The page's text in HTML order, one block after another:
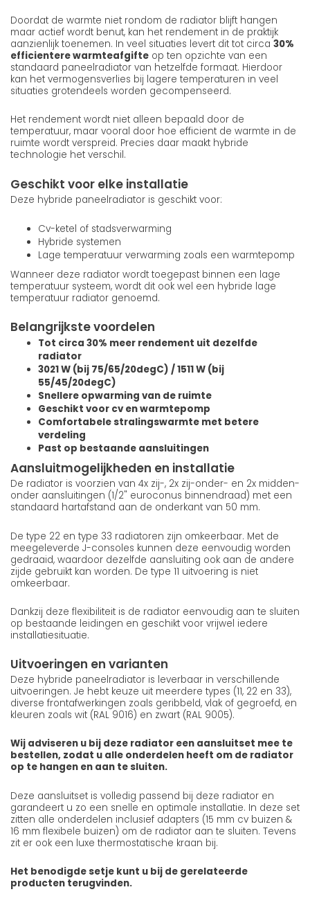
Doordat de warmte niet rondom de radiator blijft hangen
maar actief wordt benut, kan het rendement in de praktijk
aanzienlijk toenemen. In veel situaties levert dit tot circa 30%
efficientere warmteafgifte op ten opzichte van een
standaard paneelradiator van hetzelfde formaat. Hierdoor
kan het vermogensverlies bij lagere temperaturen in veel
situaties grotendeels worden gecompenseerd.
Het rendement wordt niet alleen bepaald door de
temperatuur, maar vooral door hoe efficient de warmte in de
ruimte wordt verspreid. Precies daar maakt hybride
technologie het verschil.
Geschikt voor elke installatie
Deze hybride paneelradiator is geschikt voor:
Cv-ketel of stadsverwarming
Hybride systemen
Lage temperatuur verwarming zoals een warmtepomp
Wanneer deze radiator wordt toegepast binnen een lage
temperatuur systeem, wordt dit ook wel een hybride lage
temperatuur radiator genoemd.
Belangrijkste voordelen
Tot circa 30% meer rendement uit dezelfde
radiator
3021 W (bij 75/65/20degC) / 1511 W (bij
55/45/20degC)
Snellere opwarming van de ruimte
Geschikt voor cv en warmtepomp
Comfortabele stralingswarmte met betere
verdeling
Past op bestaande aansluitingen
Aansluitmogelijkheden en installatie
De radiator is voorzien van 4x zij-, 2x zij-onder- en 2x midden-
onder aansluitingen (1/2" euroconus binnendraad) met een
standaard hartafstand aan de onderkant van 50 mm.
De type 22 en type 33 radiatoren zijn omkeerbaar. Met de
meegeleverde J-consoles kunnen deze eenvoudig worden
gedraaid, waardoor dezelfde aansluiting ook aan de andere
zijde gebruikt kan worden. De type 11 uitvoering is niet
omkeerbaar.
Dankzij deze flexibiliteit is de radiator eenvoudig aan te sluiten
op bestaande leidingen en geschikt voor vrijwel iedere
installatiesituatie.
Uitvoeringen en varianten
Deze hybride paneelradiator is leverbaar in verschillende
uitvoeringen. Je hebt keuze uit meerdere types (11, 22 en 33),
diverse frontafwerkingen zoals geribbeld, vlak of gegroefd, en
kleuren zoals wit (RAL 9016) en zwart (RAL 9005).
Wij adviseren u bij deze radiator een aansluitset mee te
bestellen, zodat u alle onderdelen heeft om de radiator
op te hangen en aan te sluiten.
Deze aansluitset is volledig passend bij deze radiator en
garandeert u zo een snelle en optimale installatie. In deze set
zitten alle onderdelen inclusief adapters (15 mm cv buizen &
16 mm flexibele buizen) om de radiator aan te sluiten. Tevens
zit er ook een luxe thermostatische kraan bij.
Het benodigde setje kunt u bij de gerelateerde
producten terugvinden.